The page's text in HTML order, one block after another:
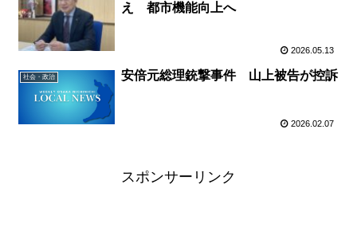
え 都市機能向上へ
2026.05.13
社会・政治 安倍元総理銃撃事件 山上被告が控訴
2026.02.07
スポンサーリンク